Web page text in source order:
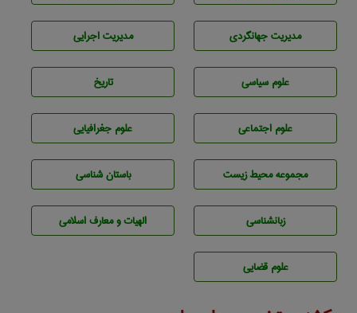
مديريت جهانگردی مديريت اجرايی
علوم سياسی تاريخ
علوم اجتماعی علوم جغرافيايی
مجموعه محيط زيست باستان شناسی
زبانشناسی الهیات و معارف اسلامی
علوم قضایی